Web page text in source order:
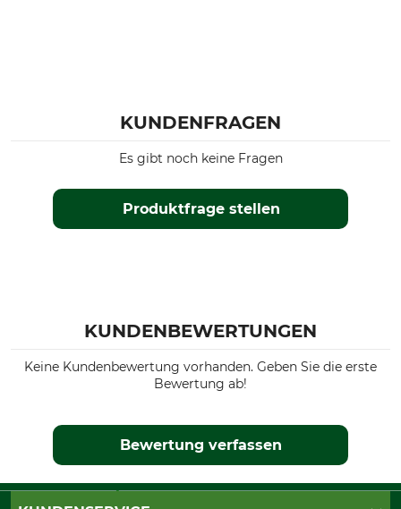
KUNDENFRAGEN
Produktfrage stellen
Es gibt noch keine Fragen
KUNDENBEWERTUNGEN
Keine Kundenbewertung vorhanden. Geben Sie die erste
Bewertung ab!
Bewertung verfassen